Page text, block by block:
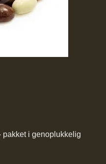
pakket i genoplukkelig